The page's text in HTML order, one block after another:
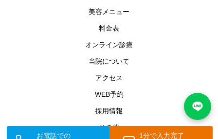
美容メニュー
料金表
オンライン診療
当院について
アクセス
WEB予約
採用情報
その他
お電話での
1分で入力完了